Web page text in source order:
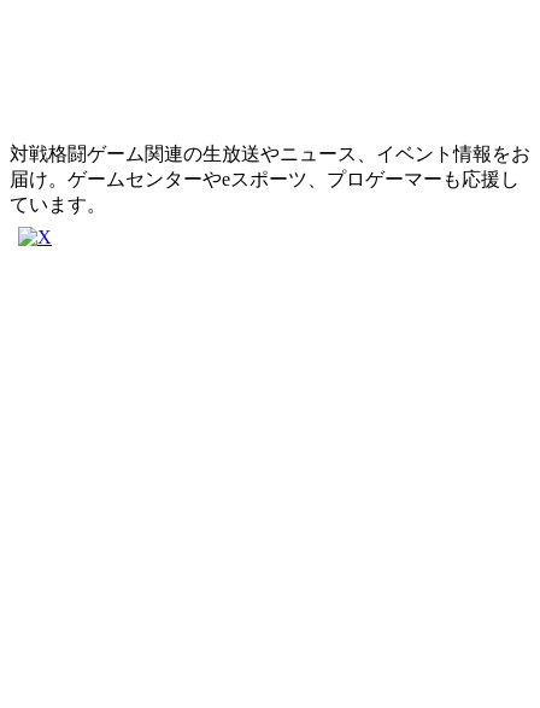
対戦格闘ゲーム関連の生放送やニュース、イベント情報をお
届け。ゲームセンターやeスポーツ、プロゲーマーも応援し
ています。